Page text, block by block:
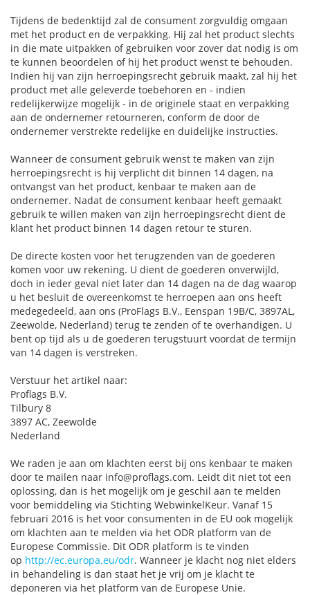
Tijdens de bedenktijd zal de consument zorgvuldig omgaan
met het product en de verpakking. Hij zal het product slechts
in die mate uitpakken of gebruiken voor zover dat nodig is om
te kunnen beoordelen of hij het product wenst te behouden.
Indien hij van zijn herroepingsrecht gebruik maakt, zal hij het
product met alle geleverde toebehoren en - indien
redelijkerwijze mogelijk - in de originele staat en verpakking
aan de ondernemer retourneren, conform de door de
ondernemer verstrekte redelijke en duidelijke instructies.
Wanneer de consument gebruik wenst te maken van zijn
herroepingsrecht is hij verplicht dit binnen 14 dagen, na
ontvangst van het product, kenbaar te maken aan de
ondernemer. Nadat de consument kenbaar heeft gemaakt
gebruik te willen maken van zijn herroepingsrecht dient de
klant het product binnen 14 dagen retour te sturen.
De directe kosten voor het terugzenden van de goederen
komen voor uw rekening. U dient de goederen onverwijld,
doch in ieder geval niet later dan 14 dagen na de dag waarop
u het besluit de overeenkomst te herroepen aan ons heeft
medegedeeld, aan ons (ProFlags B.V., Eenspan 19B/C, 3897AL,
Zeewolde, Nederland) terug te zenden of te overhandigen. U
bent op tijd als u de goederen terugstuurt voordat de termijn
van 14 dagen is verstreken.
Verstuur het artikel naar:
Proflags B.V.
Tilbury 8
3897 AC, Zeewolde
Nederland
We raden je aan om klachten eerst bij ons kenbaar te maken
door te mailen naar info@proflags.com. Leidt dit niet tot een
oplossing, dan is het mogelijk om je geschil aan te melden
voor bemiddeling via Stichting WebwinkelKeur. Vanaf 15
februari 2016 is het voor consumenten in de EU ook mogelijk
om klachten aan te melden via het ODR platform van de
Europese Commissie. Dit ODR platform is te vinden
op http://ec.europa.eu/odr. Wanneer je klacht nog niet elders
in behandeling is dan staat het je vrij om je klacht te
deponeren via het platform van de Europese Unie.